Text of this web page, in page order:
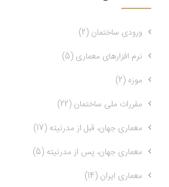
ورودی ساختمان (2)
نرم افزارهای معماری (5)
موزه (2)
مقررات ملی ساختمان (22)
معماری جهان، قبل از مدرنیته (17)
معماری جهان، پس از مدرنیته (5)
معماری ایران (14)